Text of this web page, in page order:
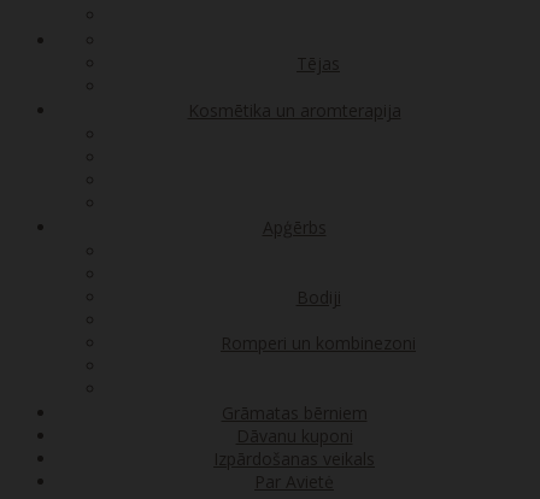
Tējas
Kosmētika un aromterapija
Apģērbs
Bodiji
Romperi un kombinezoni
Grāmatas bērniem
Dāvanu kuponi
Izpārdošanas veikals
Par Avietė